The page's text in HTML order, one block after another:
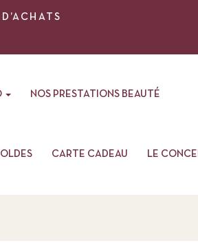
NOS PRESTATIONS BEAUTÉ
CARTE CADEAU LE